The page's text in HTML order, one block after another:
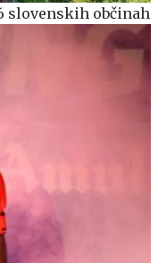
slovenskih občinah